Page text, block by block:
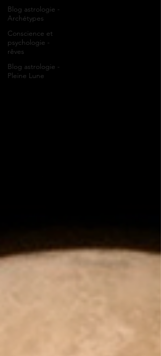
Blog astrologie -
Archétypes
Conscience et
psychologie -
rêves
Blog astrologie -
Pleine Lune